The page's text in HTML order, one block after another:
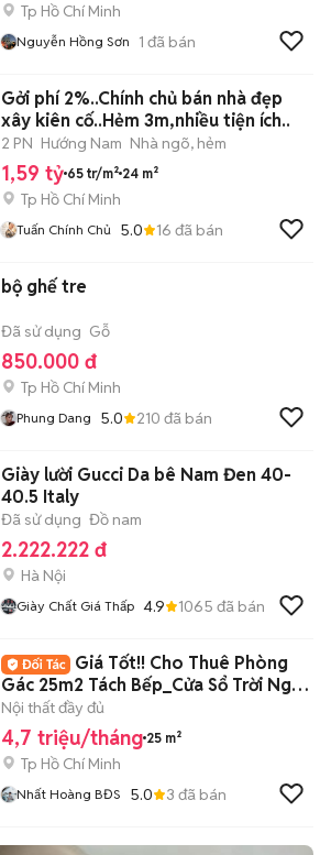
Tp Hồ Chí Minh
Nguyễn Hồng Sơn 1 đã bán
Gởi phí 2%..Chính chủ bán nhà đẹp
xây kiên cố..Hẻm 3m,nhiều tiện ích..
2 PN Hướng Nam Nhà ngõ, hẻm
1,59 tỷ 65 tr/m² 24 m²
Tp Hồ Chí Minh
Tuấn Chính Chủ 5.0 16 đã bán
bộ ghế tre
Đã sử dụng Gỗ
850.000 đ
Tp Hồ Chí Minh
Phung Dang 5.0 210 đã bán
Giày lười Gucci Da bê Nam Đen 40-
40.5 Italy
Đã sử dụng Đồ nam
2.222.222 đ
Hà Nội
Giày Chất Giá Thấp 4.9 1065 đã bán
Giá Tốt!! Cho Thuê Phòng
Gác 25m2 Tách Bếp_Cửa Sổ Trời Ngay
CMT8 Q3
Nội thất đầy đủ
4,7 triệu/tháng 25 m²
Tp Hồ Chí Minh
Nhất Hoàng BĐS 5.0 3 đã bán